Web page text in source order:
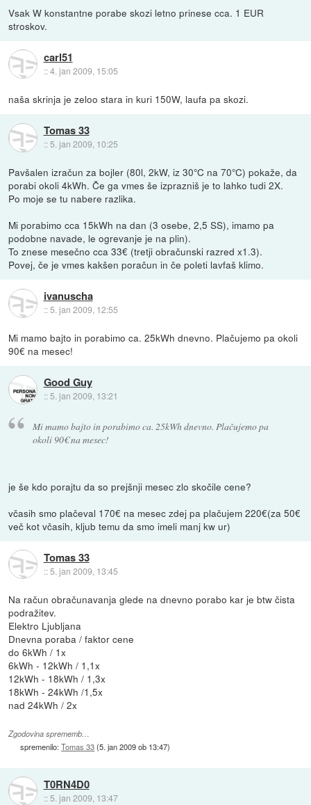
Vsak W konstantne porabe skozi letno prinese cca. 1 EUR
stroskov.
carl51
::4. jan 2009, 15:05
naša skrinja je zeloo stara in kuri 150W, laufa pa skozi.
Tomas 33
:: 5. jan 2009, 10:25
Pavšalen izračun za bojler (80l, 2kW, iz 30°C na 70°C) pokaže, da
porabi okoli 4kWh. Če ga vmes še izprazniš je to lahko tudi 2X.
Po moje se tu nabere razlika.
Mi porabimo cca 15kWh na dan (3 osebe, 2,5 SS), imamo pa
podobne navade, le ogrevanje je na plin).
To znese mesečno cca 33€ (tretji obračunski razred x1.3).
Povej, če je vmes kakšen poračun in če poleti lavfaš klimo.
ivanuscha
::5. jan 2009, 12:55
Mi mamo bajto in porabimo ca. 25kWh dnevno. Plačujemo pa okoli
90€ na mesec!
Good Guy
:: 5. jan 2009, 13:21
Mi mamo bajto in porabimo ca. 25kWh dnevno. Plačujemo pa
okoli 90€ na mesec!
je še kdo porajtu da so prejšnji mesec zlo skočile cene?
včasih smo plačeval 170€ na mesec zdej pa plačujem 220€(za 50€
več kot včasih, kljub temu da smo imeli manj kw ur)
Tomas 33
::5. jan 2009, 13:45
Na račun obračunavanja glede na dnevno porabo kar je btw čista
podražitev.
Elektro Ljubljana
Dnevna poraba / faktor cene
do 6kWh / 1x
6kWh - 12kWh / 1,1x
12kWh - 18kWh / 1,3x
18kWh - 24kWh /1,5x
nad 24kWh / 2x
Zgodovina sprememb…
spremenilo:Tomas 33(5. jan 2009 ob 13:47)
T0RN4D0
:: 5. jan 2009, 13:47